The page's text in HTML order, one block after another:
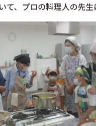
て、プロの料理人の先